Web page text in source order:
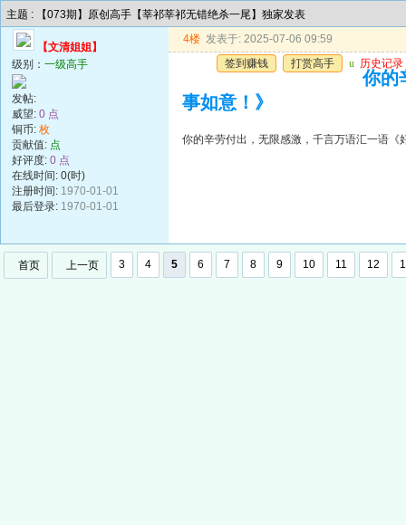
主题 : 【073期】原创高手【莘祁莘祁无错绝杀一尾】独家发表
【文清姐姐】
级别： 一级高手
发帖:
威望: 0 点
铜币: 枚
贡献值: 点
好评度: 0 点
在线时间: 0(时)
注册时间: 1970-01-01
最后登录: 1970-01-01
4楼 发表于: 2025-07-06 09:59
签到赚钱
打赏高手 u 历史记录
你的
事如意！》
你的辛劳付出，无限感激，千言万语汇一语《
首页 上一页 3 4 5 6 7 8 9 10 11 12